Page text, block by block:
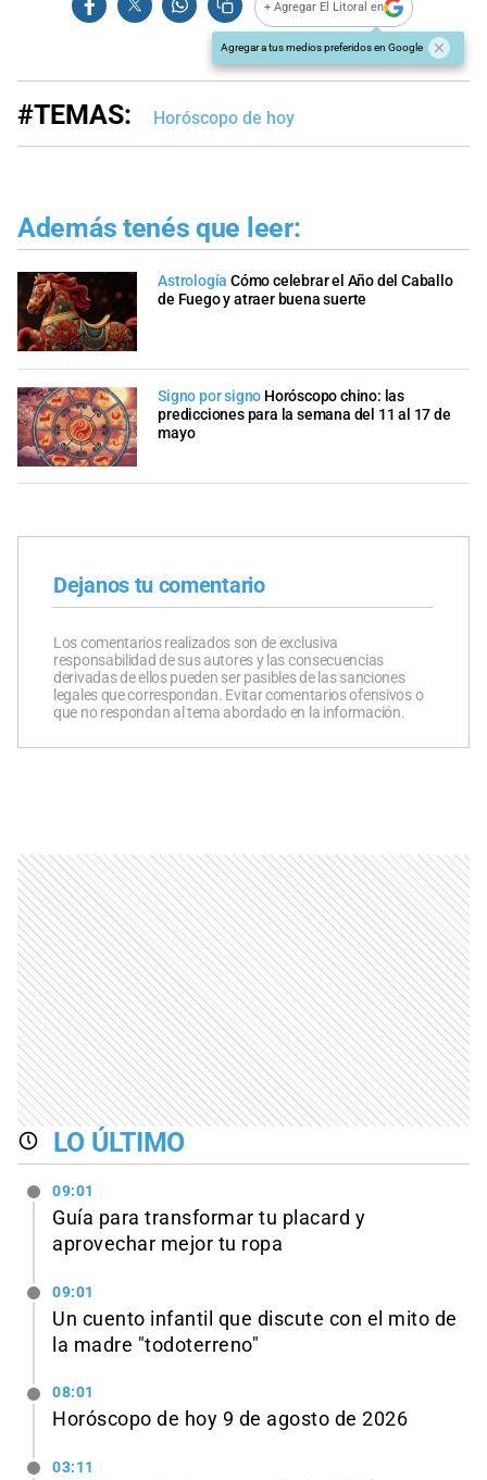
+ Agregar El Litoral en
Agregar a tus medios preferidos en Google
#TEMAS: Horóscopo de hoy
Además tenés que leer:
Astrología Cómo celebrar el Año del Caballo
de Fuego y atraer buena suerte
Signo por signo Horóscopo chino: las
predicciones para la semana del 11 al 17 de
mayo
Dejanos tu comentario
Los comentarios realizados son de exclusiva
responsabilidad de sus autores y las consecuencias
derivadas de ellos pueden ser pasibles de las sanciones
legales que correspondan. Evitar comentarios ofensivos o
que no respondan al tema abordado en la información.
LO ÚLTIMO
09:01
Guía para transformar tu placard y
aprovechar mejor tu ropa
09:01
Un cuento infantil que discute con el mito de
la madre "todoterreno"
08:01
Horóscopo de hoy 9 de agosto de 2026
03:11